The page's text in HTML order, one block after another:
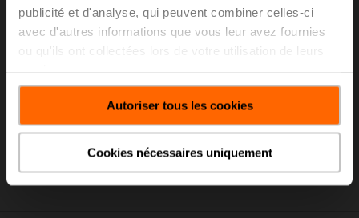
publicité et d'analyse, qui peuvent combiner celles-ci
avec d'autres informations que vous leur avez fournies
Autoriser tous les cookies
Cookies nécessaires uniquement
Contacts auxiliaires 2x SPDT adaptable
Ajouter au
panier
Ajouter à la liste
de projets
Partager